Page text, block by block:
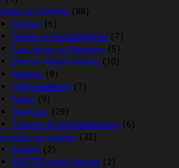
og trimning (88)
Børster (6)
Carder og Gummibørster (7)
Coat Kings og Shedders (5)
Diverse Plejeprodukter (10)
Kamme (9)
Klippemaskiner (7)
Sakse (9)
Shampoo (29)
Trimme og Udredningsknive (6)
og hygiejne (32)
bagben (2)
BUSTER Body Sleeves (2)